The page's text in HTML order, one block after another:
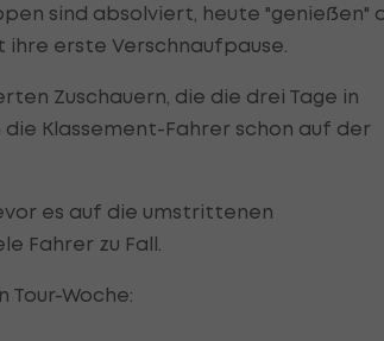
sind absolviert, heute "genießen"
erste Verschnaufpause.
Zuschauern, die die drei Tage in
Klassement-Fahrer schon auf der
es auf die umstrittenen
Fahrer zu Fall.
Woche: